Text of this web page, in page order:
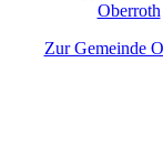
Zur Gemeinde